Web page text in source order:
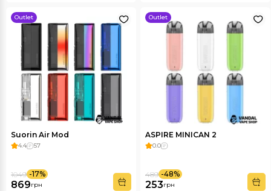
Outlet
Suorin Air Mod
4.4 57
869грн
1049 -17%
Outlet
ASPIRE MINICAN 2
0.0
253грн
489 -48%